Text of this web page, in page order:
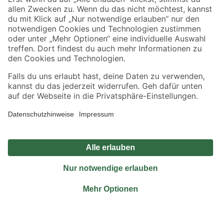
Jetzt die toom-App herunterladen
Alle Preisangaben in EUR inkl. gesetzl. MwSt.. Die dargestellten Angebote sind unter
Umständen nicht in allen Märkten verfügbar. Die angegebenen Verfügbarkeiten beziehen
Produkte nur solange der Vorrat reicht.
*Paketversand ab 59 € versandkostenfrei, gilt nicht für Artikel mit Speditionsversand, hier
Privatsphäre Impressum
Nutzungsbedingungen
Widerrufsrecht
Vertrag widerrufen
© 2026 toom Baumarkt GmbH